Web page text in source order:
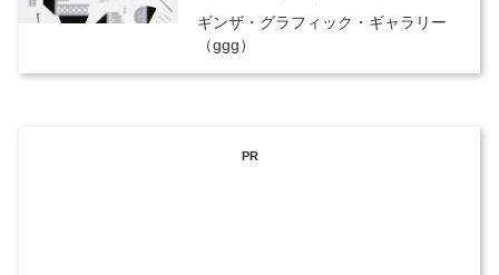
ギンザ・グラフィック・ギャラリー
（ggg）
PR